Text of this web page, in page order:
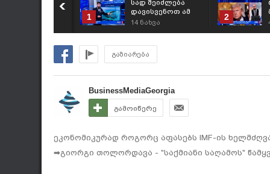
1
სად შეიძლება
დავისვენოთ ამ
ზაფხულს? -
14 ნახვა
2
გაზიარება
BusinessMediaGeorgia
გამოიწერე
ეკონომიკურად როგორც აფასებს IMF-ის
➡გიორგი თოლორდავა - "საქმიანი საღამოს"